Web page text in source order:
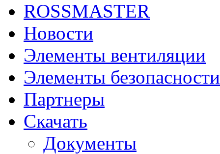
ROSSMASTER
Новости
Элементы вентиляции
Элементы безопасности
Партнеры
Скачать
Документы